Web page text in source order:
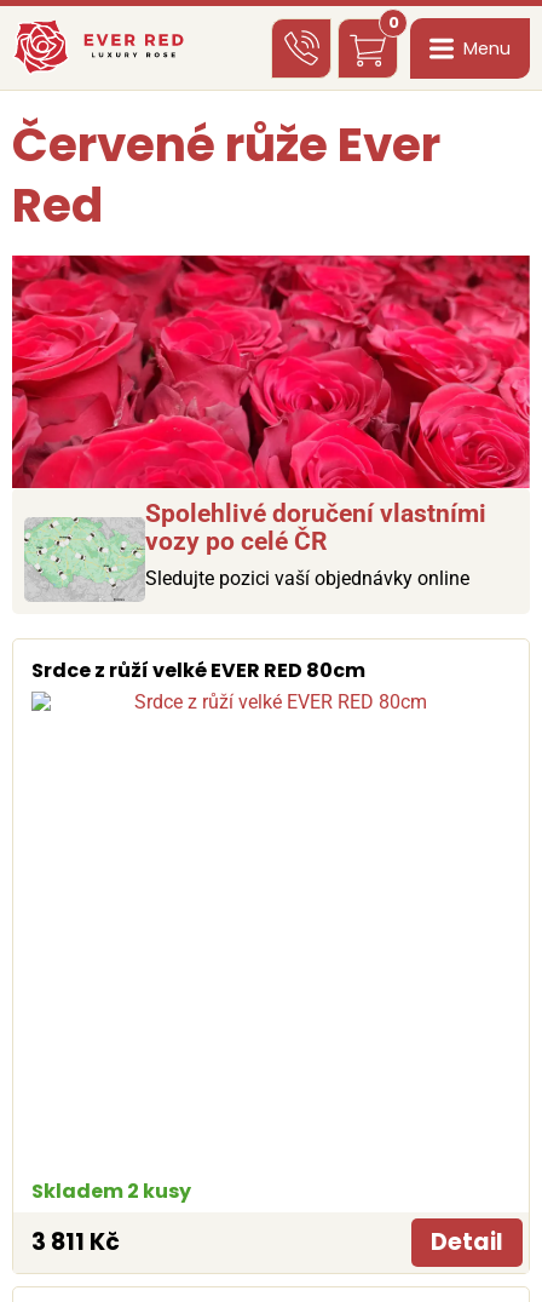
0
Menu
Červené růže Ever
Red
Spolehlivé doručení vlastními
vozy po celé ČR
Sledujte pozici vaší objednávky online
Srdce z růží velké EVER RED 80cm
Skladem 2 kusy
3 811 Kč Detail